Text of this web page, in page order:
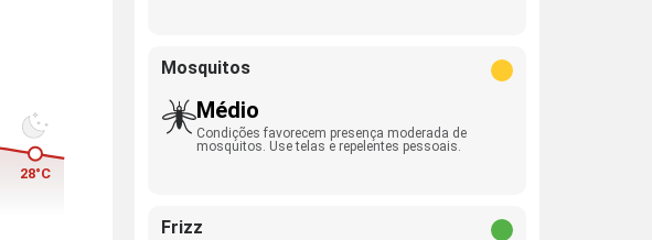
Mosquitos
Médio
Condições favorecem presença moderada de
mosquitos. Use telas e repelentes pessoais.
Frizz